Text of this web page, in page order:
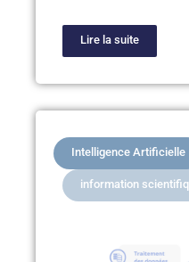
Lire la suite
Intelligence Artificielle
information